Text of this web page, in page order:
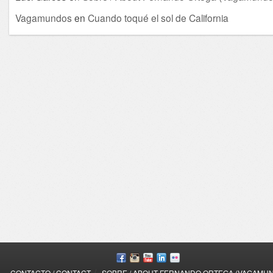
Vagamundos en Cuando toqué el sol de California